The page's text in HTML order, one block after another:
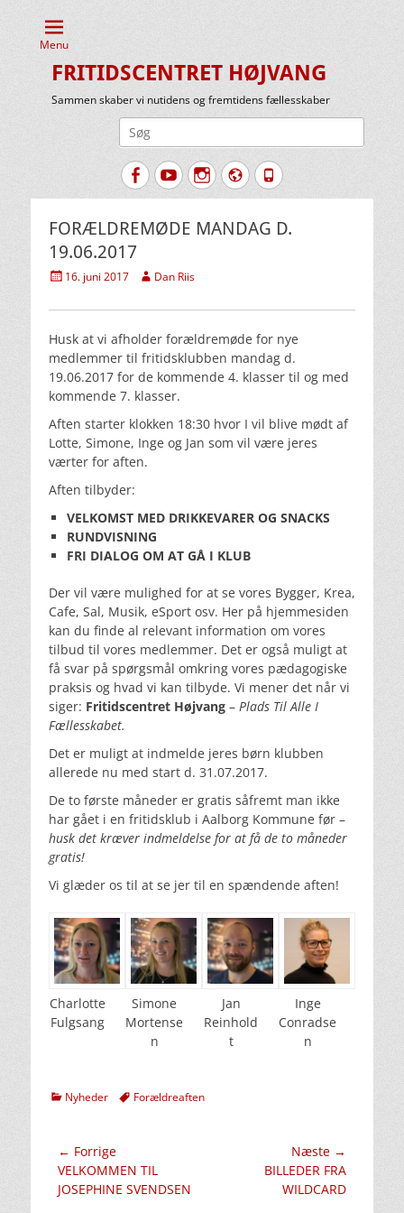
Menu
FRITIDSCENTRET HØJVANG
Sammen skaber vi nutidens og fremtidens fællesskaber
FacebookYouTubeInstagram
Website
Tlf.
FORÆLDREMØDE MANDAG D.
19.06.2017
Udgivet16. juni 2017 Forfatter
Dan Riis
Husk at vi afholder forældremøde for nye
medlemmer til fritidsklubben mandag d.
19.06.2017 for de kommende 4. klasser til og med
kommende 7. klasser.
Aften starter klokken 18:30 hvor I vil blive mødt af
Lotte, Simone, Inge og Jan som vil være jeres
værter for aften.
Aften tilbyder:
VELKOMST MED DRIKKEVARER OG SNACKS
RUNDVISNING
FRI DIALOG OM AT GÅ I KLUB
Der vil være mulighed for at se vores Bygger, Krea,
Cafe, Sal, Musik, eSport osv. Her på hjemmesiden
kan du finde al relevant information om vores
tilbud til vores medlemmer. Det er også muligt at
få svar på spørgsmål omkring vores pædagogiske
praksis og hvad vi kan tilbyde. Vi mener det når vi
siger: Fritidscentret Højvang – Plads Til Alle I
Fællesskabet.
Det er muligt at indmelde jeres børn klubben
allerede nu med start d. 31.07.2017.
De to første måneder er gratis såfremt man ikke
har gået i en fritidsklub i Aalborg Kommune før –
husk det kræver indmeldelse for at få de to måneder
gratis!
Vi glæder os til at se jer til en spændende aften!
Charlotte
Fulgsang
Simone
Mortense
n
Jan
Reinhold
t
Inge
Conradse
n
kategorier
Nyheder TagsForældreaften
Indlægsnavigation
← Forrige
Forrige
indlæg:
VELKOMMEN TIL
JOSEPHINE SVENDSEN
Næste →
BILLEDER FRA
WILDCARD